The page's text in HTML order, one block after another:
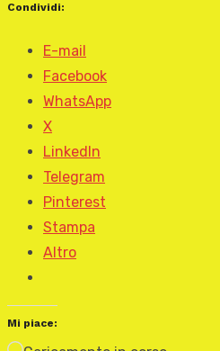
Condividi:
E-mail
Facebook
WhatsApp
X
LinkedIn
Telegram
Pinterest
Stampa
Altro
Mi piace: